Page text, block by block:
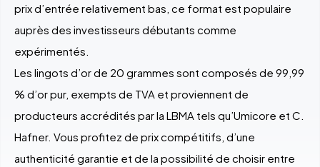
prix d’entrée relativement bas, ce format est populaire
auprès des investisseurs débutants comme
expérimentés.
Les lingots d’or de 20 grammes sont composés de 99,99
% d’or pur, exempts de TVA et proviennent de
producteurs accrédités par la LBMA tels qu’Umicore et C.
Hafner. Vous profitez de prix compétitifs, d’une
authenticité garantie et de la possibilité de choisir entre